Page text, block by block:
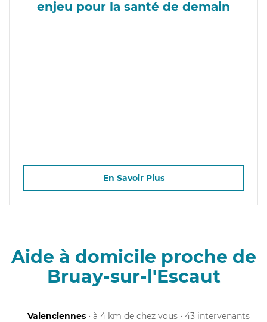
enjeu pour la santé de demain
En Savoir Plus
Aide à domicile proche de
Bruay-sur-l'Escaut
Valenciennes • à 4 km de chez vous • 43 intervenants